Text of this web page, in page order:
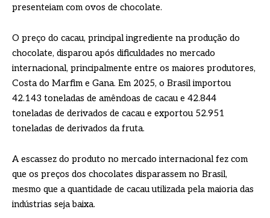
presenteiam com ovos de chocolate.
O preço do cacau, principal ingrediente na produção do
chocolate, disparou após dificuldades no mercado
internacional, principalmente entre os maiores produtores,
Costa do Marfim e Gana. Em 2025, o Brasil importou
42.143 toneladas de amêndoas de cacau e 42.844
toneladas de derivados de cacau e exportou 52.951
toneladas de derivados da fruta.
A escassez do produto no mercado internacional fez com
que os preços dos chocolates disparassem no Brasil,
mesmo que a quantidade de cacau utilizada pela maioria das
indústrias seja baixa.